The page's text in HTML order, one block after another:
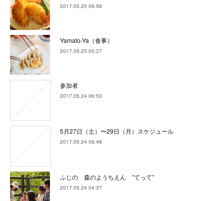
2017.05.25 06:58
Yamato-Ya（食事）
2017.05.25 05:27
参加者
2017.05.24 06:53
5月27日（土）〜29日（月）スケジュール
2017.05.24 06:48
ふじの 森のようちえん ”てって”
2017.05.24 04:37